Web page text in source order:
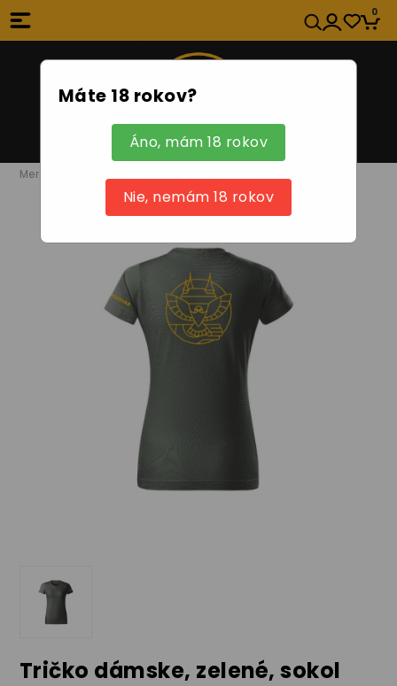
0
Merch
Tričko dámske, zelené, sokol
Máte 18 rokov?
Áno, mám 18 rokov
Nie, nemám 18 rokov